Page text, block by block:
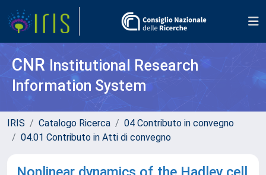
CNR Institutional Research
Information System
IRIS Catalogo Ricerca
04 Contributo in convegno
04.01 Contributo in Atti di convegno